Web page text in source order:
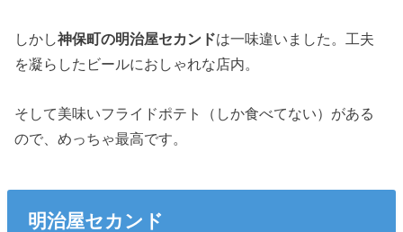
しかし神保町の明治屋セカンドは一味違いました。工夫
を凝らしたビールにおしゃれな店内。
そして美味いフライドポテト（しか食べてない）がある
ので、めっちゃ最高です。
明治屋セカンド